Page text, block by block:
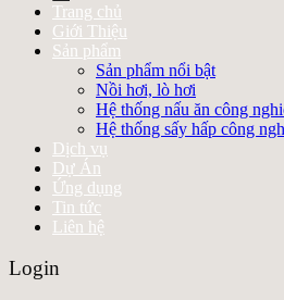
Trang chủ
Giới Thiệu
Sản phẩm
Sản phẩm nổi bật
Nồi hơi, lò hơi
Hệ thống nấu ăn công
Hệ thống sấy hấp công
Dịch vụ
Dự Án
Ứng dụng
Tin tức
Liên hệ
Login